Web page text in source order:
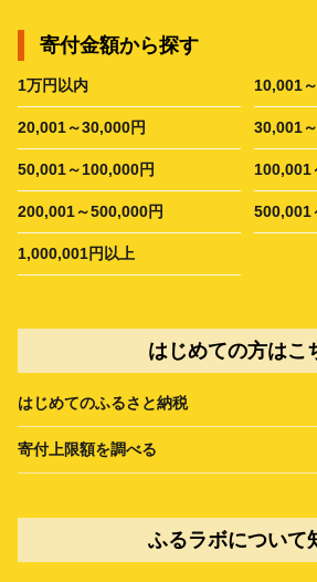
寄付金額から探す
1万円以内 10,001
20,001～30,000円 30,001
50,001～100,000円 100,001
200,001～500,000円 500,001
1,000,001円以上
はじめての方はこ
はじめてのふるさと納税
寄付上限額を調べる
ふるラボについて